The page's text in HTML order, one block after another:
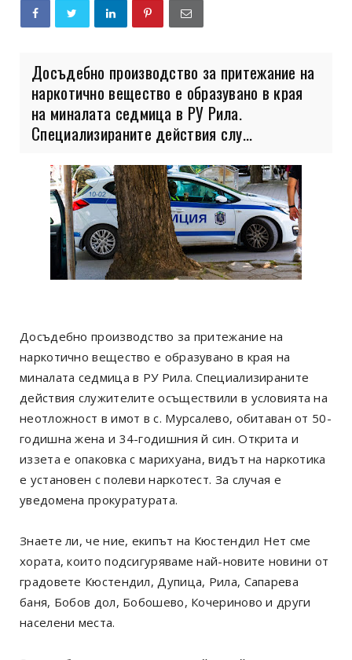
Досъдебно производство за притежание на
наркотично вещество е образувано в края
на миналата седмица в РУ Рила.
Специализираните действия слу...
Досъдебно производство за притежание на
наркотично вещество е образувано в края на
миналата седмица в РУ Рила. Специализираните
действия служителите осъществили в условията на
неотложност в имот в с. Мурсалево, обитаван от 50-
годишна жена и 34-годишния й син. Открита и
иззета е опаковка с марихуана, видът на наркотика
е установен с полеви наркотест. За случая е
уведомена прокуратурата.
Знаете ли, че ние, екипът на Кюстендил Нет сме
хората, които подсигуряваме най-новите новини от
градовете Кюстендил, Дупица, Рила, Сапарева
баня, Бобов дол, Бобошево, Кочериново и други
населени места.